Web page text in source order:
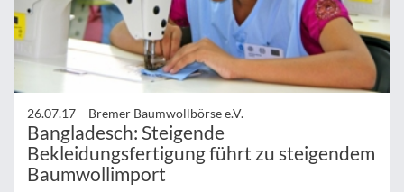
26.07.17 – Bremer Baumwollbörse e.V.
Bangladesch: Steigende
Bekleidungsfertigung führt zu steigendem
Baumwollimport